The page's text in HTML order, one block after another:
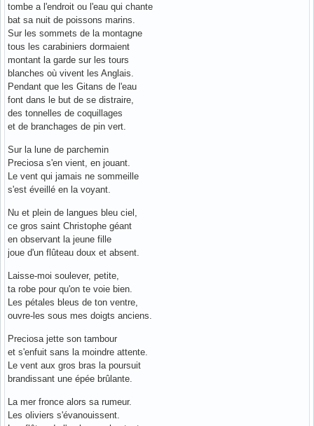
tombe a l'endroit ou l'eau qui chante
bat sa nuit de poissons marins.
Sur les sommets de la montagne
tous les carabiniers dormaient
montant la garde sur les tours
blanches où vivent les Anglais.
Pendant que les Gitans de l'eau
font dans le but de se distraire,
des tonnelles de coquillages
et de branchages de pin vert.
Sur la lune de parchemin
Preciosa s'en vient, en jouant.
Le vent qui jamais ne sommeille
s'est éveillé en la voyant.
Nu et plein de langues bleu ciel,
ce gros saint Christophe géant
en observant la jeune fille
joue d'un flûteau doux et absent.
Laisse-moi soulever, petite,
ta robe pour qu'on te voie bien.
Les pétales bleus de ton ventre,
ouvre-les sous mes doigts anciens.
Preciosa jette son tambour
et s'enfuit sans la moindre attente.
Le vent aux gros bras la poursuit
brandissant une épée brûlante.
La mer fronce alors sa rumeur.
Les oliviers s'évanouissent.